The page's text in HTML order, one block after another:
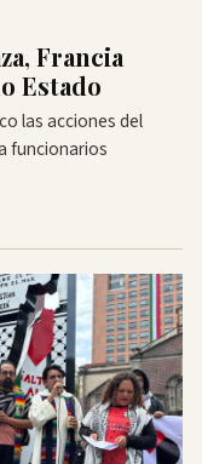
Francia
Estado
las acciones del
funcionarios